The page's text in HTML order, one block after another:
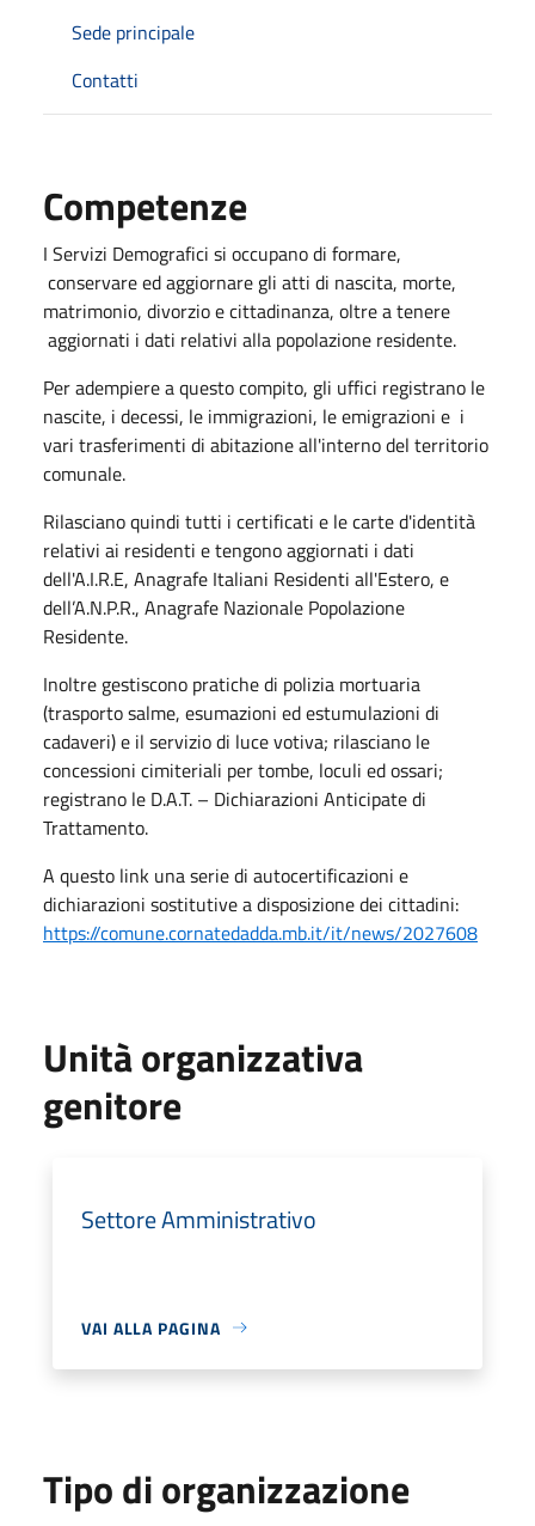
Sede principale
Contatti
Competenze
I Servizi Demografici si occupano di formare,
conservare ed aggiornare gli atti di nascita, morte,
matrimonio, divorzio e cittadinanza, oltre a tenere
aggiornati i dati relativi alla popolazione residente.
Per adempiere a questo compito, gli uffici registrano le
nascite, i decessi, le immigrazioni, le emigrazioni e i
vari trasferimenti di abitazione all'interno del territorio
comunale.
Rilasciano quindi tutti i certificati e le carte d'identità
relativi ai residenti e tengono aggiornati i dati
dell'A.I.R.E, Anagrafe Italiani Residenti all'Estero, e
dell’A.N.P.R., Anagrafe Nazionale Popolazione
Residente.
Inoltre gestiscono pratiche di polizia mortuaria
(trasporto salme, esumazioni ed estumulazioni di
cadaveri) e il servizio di luce votiva; rilasciano le
concessioni cimiteriali per tombe, loculi ed ossari;
registrano le D.A.T. – Dichiarazioni Anticipate di
Trattamento.
A questo link una serie di autocertificazioni e
dichiarazioni sostitutive a disposizione dei cittadini:
https://comune.cornatedadda.mb.it/it/news/2027608
Unità organizzativa
genitore
Settore Amministrativo
VAI ALLA PAGINA
Tipo di organizzazione